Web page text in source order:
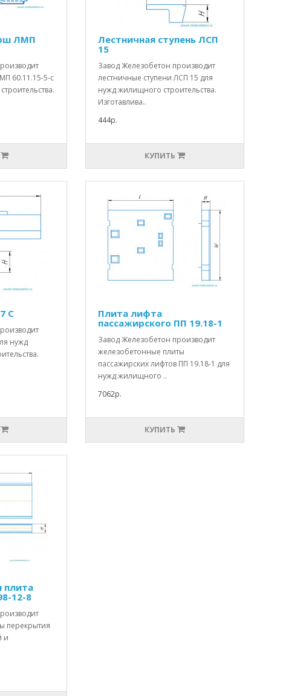
ЛМП
60.11.15-5-с
Лестничная ступень ЛСП
15
Завод Железобетон производит
лестничные ступени ЛСП 15 для
нужд жилищного строительства.
Изготавлива..
444р.
КУПИТЬ
С
нужд
Плита лифта
пассажирского ПП 19.18-1
Завод Железобетон производит
железобетонные плиты
пассажирских лифтов ПП 19.18-1 для
нужд жилищного ..
7062р.
КУПИТЬ
плита
12-8
перекрытия
и